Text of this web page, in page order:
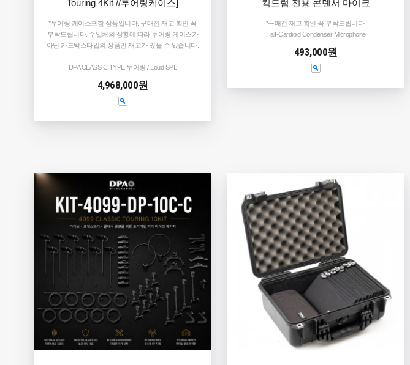
Touring 4Kit //투어링케이스]
*투어링 케이스포함 상품입니다. 구매전 재고 확인 꼭
부탁드립니다. 수입처의 상황에 따라 투어링 케이스가
아닌 카드박스타입의 상품만 재고가 있을 수 있습니다.
DPA CLASSIC TYPE 투어링 / Loud SPL
4,968,000원
킥드럼 전용 콘덴서 마이크
*구매전 재고 확인 꼭 부탁드립니다.
Half-Cardioid Condenser Microphone
493,000원